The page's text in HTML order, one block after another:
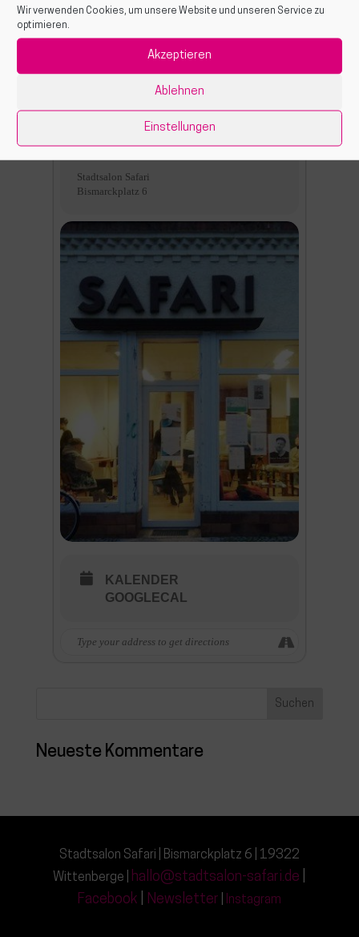
Wir verwenden Cookies, um unsere Website und unseren Service zu
optimieren.
Akzeptieren
Ablehnen
Einstellungen
(Mittwoch) 7:45 pm - 9:15 pm
ORT
Stadtsalon Safari
Bismarckplatz 6
KALENDER
GOOGLECAL
Neueste Kommentare
Stadtsalon Safari | Bismarckplatz 6 | 19322
Wittenberge | hallo@stadtsalon-safari.de
Facebook
Newsletter Instagram